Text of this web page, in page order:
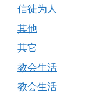
信徒为人
其他
其它
教会生活
教会生活